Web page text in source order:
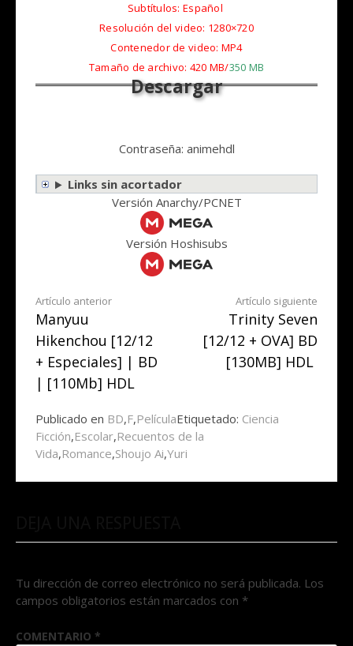
Subtítulos: Español
Resolución del video: 1280×720
Contenedor de video: MP4
Tamaño de archivo: 420 MB/350 MB
Contraseña: animehdl
Links sin acortador
Versión Anarchy/PCNET
Versión Hoshisubs
Seguir
leyendo
Artículo anterior
Manyuu
Hikenchou [12/12
+ Especiales] | BD
| [110Mb] HDL
Artículo siguiente
Trinity Seven
[12/12 + OVA] BD
[130MB] HDL
Publicado en BD,F,PelículaEtiquetado: Ciencia
Ficción,Escolar,Recuentos de la
Vida,Romance,Shoujo Ai,Yuri
Tu dirección de correo electrónico no será publicada. Los
campos obligatorios están marcados con *
COMENTARIO *